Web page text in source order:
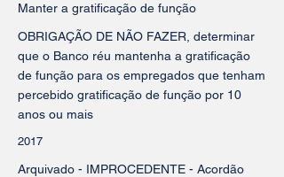
Manter a gratificação de função
OBRIGAÇÃO DE NÃO FAZER, determinar
que o Banco réu mantenha a gratificação
de função para os empregados que tenham
percebido gratificação de função por 10
anos ou mais
2017
Arquivado - IMPROCEDENTE - Acordão